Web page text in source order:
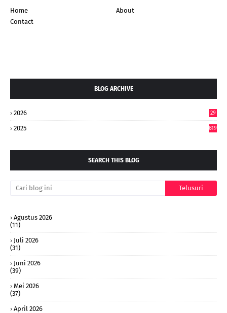
Home
About
Contact
BLOG ARCHIVE
2026
29
2025 619
SEARCH THIS BLOG
Agustus 2026
(11)
Juli 2026
(31)
Juni 2026
(39)
Mei 2026
(37)
April 2026